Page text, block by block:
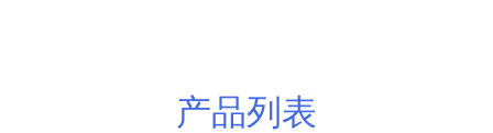
产品列表